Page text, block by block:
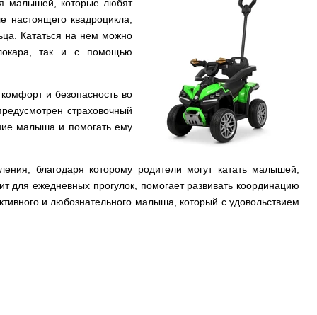
малышей, которые любят
квадроцикла,
Кататься на нем можно
так и с помощью
и безопасность во
страховочный
малыша и помогать ему
благодаря которому родители могут катать малышей,
для ежедневных прогулок, помогает развивать координацию
и любознательного малыша, который с удовольствием